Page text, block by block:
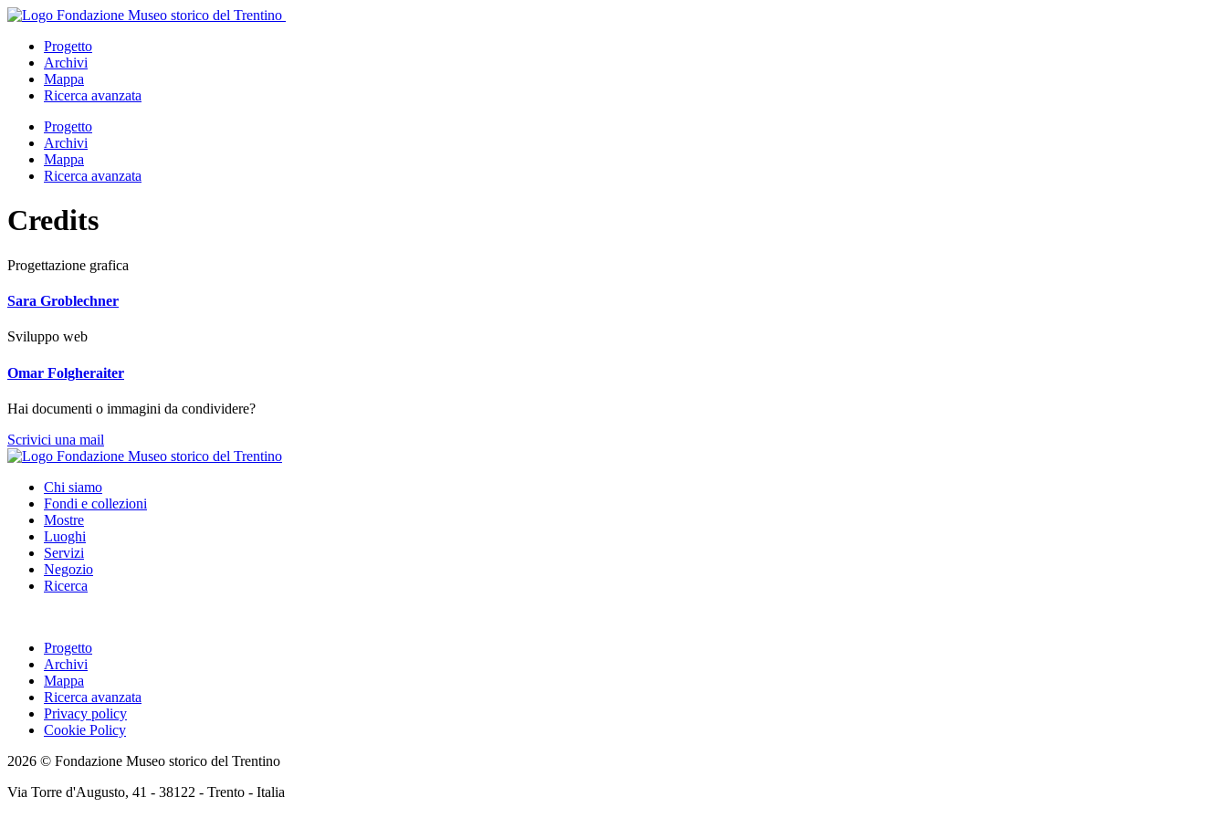
Salta
contenuto
principale
Progetto
Archivi
Mappa
Ricerca avanzata
Apri
menu
Progetto
Archivi
Mappa
Ricerca avanzata
Credits
Progettazione grafica
Sara Groblechner
Sviluppo web
Omar Folgheraiter
Hai documenti o immagini da condividere?
Scrivici una mail
Chi siamo
Fondi e collezioni
Mostre
Luoghi
Servizi
Negozio
Ricerca
Progetto
Archivi
Mappa
Ricerca avanzata
Privacy policy
Cookie Policy
2026 © Fondazione Museo storico del Trentino
Via Torre d'Augusto, 41 - 38122 - Trento - Italia